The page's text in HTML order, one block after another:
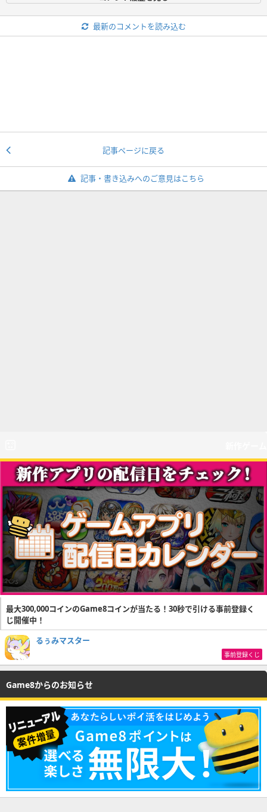
最新のコメントを読み込む
記事ページに戻る
記事・書き込みへのご意見はこちら
最大300,000コインのGame8コインが当たる！30秒で引ける事前登録く
じ開催中！
るぅみマスター
事前登録くじ
Game8からのお知らせ